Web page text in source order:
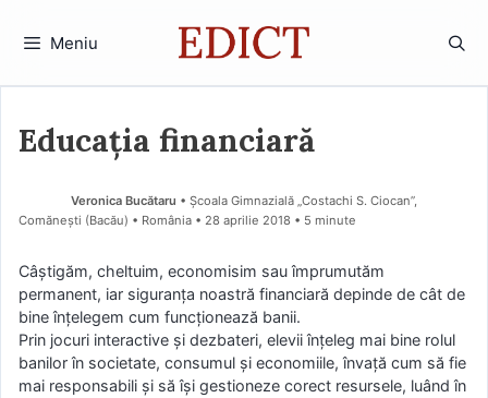
Meniu
Educaţia financiară
Veronica Bucătaru • Şcoala Gimnazială „Costachi S. Ciocan”,
Comănești (Bacău) • România
28 aprilie 2018 • 5 minute
Câștigăm, cheltuim, economisim sau împrumutăm
permanent, iar siguranța noastră financiară depinde de cât de
bine înțelegem cum funcționează banii.
Prin jocuri interactive și dezbateri, elevii înțeleg mai bine rolul
banilor în societate, consumul și economiile, învață cum să fie
mai responsabili și să își gestioneze corect resursele, luând în